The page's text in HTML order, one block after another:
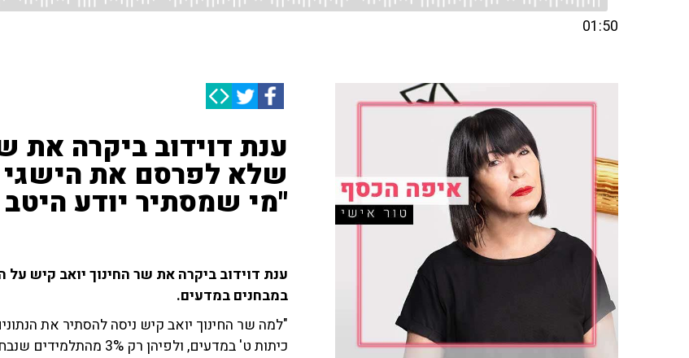
01:50
ענת דוידוב ביקרה את
שלא לפרסם את הישגי
"מי שמסתיר יודע
ענת דוידוב ביקרה את שר החינוך יואב קיש
במבחנים במדעים.
"למה שר החינוך יואב קיש ניסה להסתיר את
כיתות ט' במדעים, ולפיהן רק 3% מהתלמידים שנבחנו במיצ"ב הצליחו לעבור אותו בהצלחה?